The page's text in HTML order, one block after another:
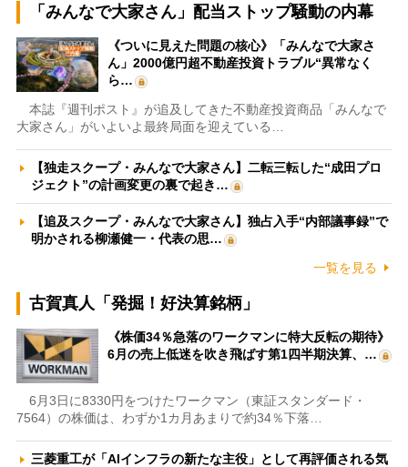
「みんなで大家さん」配当ストップ騒動の内幕
《ついに見えた問題の核心》「みんなで大家さ
ん」2000億円超不動産投資トラブル“異常なく
ら…
本誌『週刊ポスト』が追及してきた不動産投資商品「みんなで
大家さん」がいよいよ最終局面を迎えている…
【独走スクープ・みんなで大家さん】二転三転した“成田プロ
ジェクト”の計画変更の裏で起き…
【追及スクープ・みんなで大家さん】独占入手“内部議事録”で
明かされる柳瀬健一・代表の思…
一覧を見る
古賀真人「発掘！好決算銘柄」
《株価34％急落のワークマンに特大反転の期待》
6月の売上低迷を吹き飛ばす第1四半期決算、…
6月3日に8330円をつけたワークマン（東証スタンダード・
7564）の株価は、わずか1カ月あまりで約34％下落…
三菱重工が「AIインフラの新たな主役」として再評価される気